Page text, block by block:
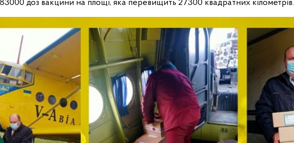
доз вакцини на площі, яка перевищить 27300 квадратних кілометрів.